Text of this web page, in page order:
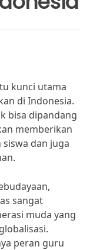
kunci utama
di Indonesia.
bisa dipandang
memberikan
dan juga
sangat
muda yang
peran guru